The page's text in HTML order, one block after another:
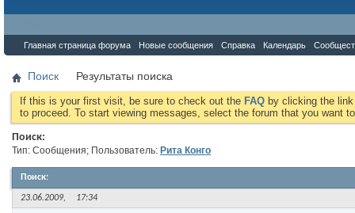
Главная страница форума Новые сообщения Справка Календарь
Поиск Результаты поиска
If this is your first visit, be sure to check out the FAQ by clicking the
to proceed. To start viewing messages, select the forum that you want
Поиск:
Тип: Сообщения; Пользователь: Рита Конго
Поиск:
23.06.2009, 17:34